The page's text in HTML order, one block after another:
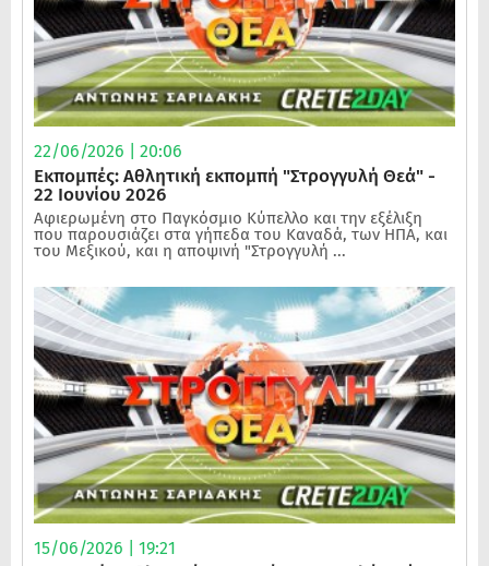
22/06/2026 | 20:06
Εκπομπές: Αθλητική εκπομπή "Στρογγυλή Θεά" -
22 Ιουνίου 2026
Αφιερωμένη στο Παγκόσμιο Κύπελλο και την εξέλιξη
που παρουσιάζει στα γήπεδα του Καναδά, των ΗΠΑ, και
του Μεξικού, και η αποψινή "Στρογγυλή ...
15/06/2026 | 19:21